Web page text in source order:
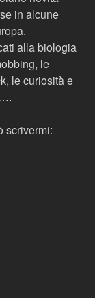
in alcune
alla biologia
le
le curiosità e
scrivermi: